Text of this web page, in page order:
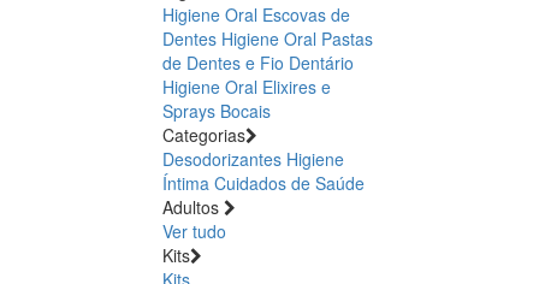
Higiene Oral Escovas de
Dentes Higiene Oral Pastas
de Dentes e Fio Dentário
Higiene Oral Elixires e
Sprays Bocais
Categorias
Desodorizantes Higiene
Íntima Cuidados de Saúde
Adultos
Ver tudo
Kits
Kits